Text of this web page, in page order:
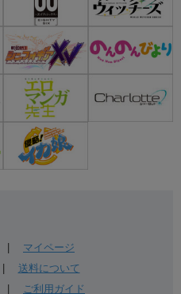
マイページ
送料について
ご利用ガイド